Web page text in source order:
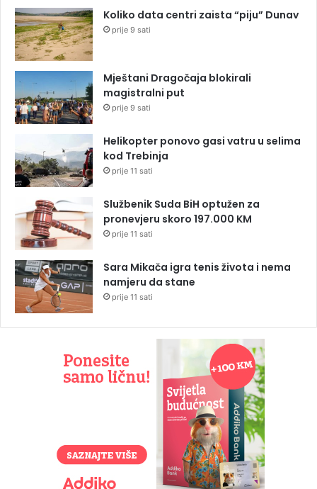
Koliko data centri zaista “piju” Dunav
prije 9 sati
Mještani Dragočaja blokirali
magistralni put
prije 9 sati
Helikopter ponovo gasi vatru u selima
kod Trebinja
prije 11 sati
Službenik Suda BiH optužen za
pronevjeru skoro 197.000 KM
prije 11 sati
Sara Mikača igra tenis života i nema
namjeru da stane
prije 11 sati